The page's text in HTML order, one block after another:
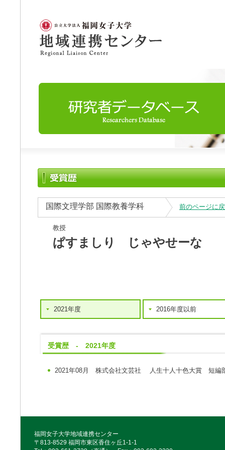
国際文理学部 国際教養学科 前のページに
教授
ぱすましり じゃやせーな
2021年度 2016年度以前
受賞歴 - 2021年度
2021年08月 株式会社文芸社 人生十人十色大賞 短編
福岡女子大学地域連携センター
〒813-8529 福岡市東区香住ヶ丘1-1-1